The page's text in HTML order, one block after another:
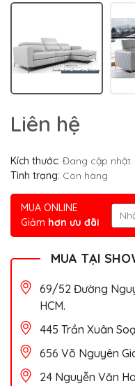
Liên hệ
Kích thước: Đang cập nhật
Tình trạng: Còn hàng
MUA ONLINE
Giảm hơn ưu đãi
MUA TẠI
69/52 Đường
HCM.
445 Trần Xuân
656 Võ Nguyên
24 Nguyễn Văn